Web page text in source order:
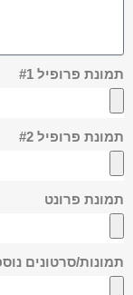
תמונת פרופיל #1
תמונת פרופיל #2
תמונת פרונט
תמונות/סרטונים